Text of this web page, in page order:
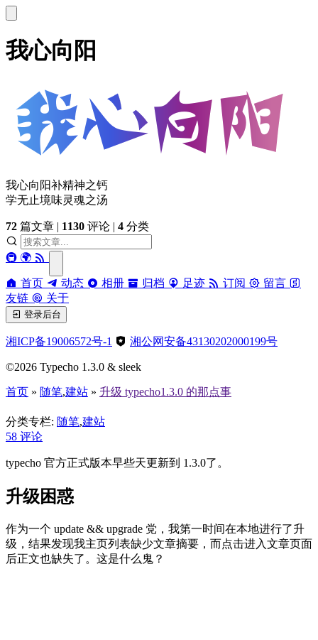
我心向阳
我心向阳补精神之钙
学无止境味灵魂之汤
72 篇文章 | 1130 评论 | 4 分类
🚇 🌍
首页 动态 相册 归档 足迹 订阅
留言
友链
关于
登录后台
湘ICP备19006572号-1 湘公网安备43130202000199号
©2026 Typecho 1.3.0 & sleek
首页 » 随笔,建站 » 升级 typecho1.3.0 的那点事
分类专栏: 随笔,建站
58 评论
typecho 官方正式版本早些天更新到 1.3.0了。
升级困惑
作为一个 update && upgrade 党，我第一时间在本地进行了升
级，结果发现我主页列表缺少文章摘要，而点击进入文章页面
后正文也缺失了。这是什么鬼？